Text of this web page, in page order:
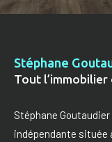
Stéphane
Tout
Stéphane
indépendante située